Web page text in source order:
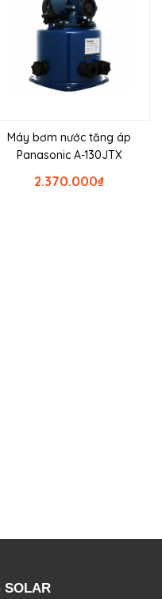
Máy bơm nước tăng áp
Panasonic A-130JTX
₫
2.370.000
SOLAR